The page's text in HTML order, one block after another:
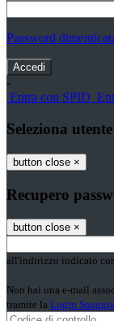
Password
-
Entra con SPID
Seleziona utente
button close ×
Recupero
button close ×
all'indirizzo indicato
Non hai una e-mail
tramite la Login